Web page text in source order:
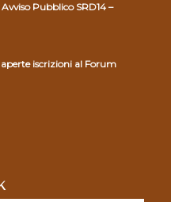
Pubblico SRD14 –
iscrizioni al Forum